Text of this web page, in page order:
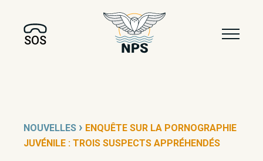
SOS
NOUVELLES › ENQUÊTE SUR LA PORNOGRAPHIE
JUVÉNILE : TROIS SUSPECTS APPRÉHENDÉS